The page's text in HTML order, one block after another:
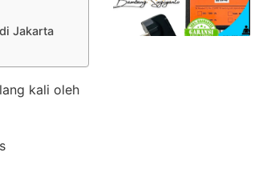
Jakarta
kali oleh